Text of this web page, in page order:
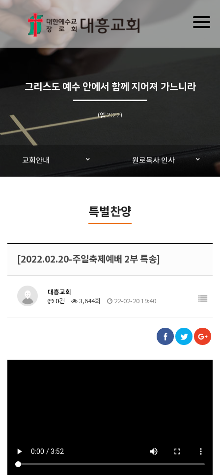
그리스도 예수 안에서 함께 지어져 가느니라
(엡 2:22)
교회안내 원로목사 인사
특별찬양
[2022.02.20-주일축제예배 2부 특송]
대흥교회
0건 3,644회 22-02-20 19:40